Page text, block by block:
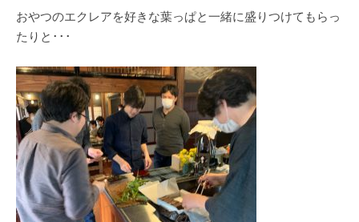
おやつのエクレアを好きな葉っぱと一緒に盛りつけてもらっ
たりと･･･